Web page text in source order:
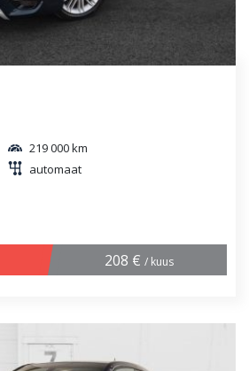
219 000 km
automaat
208 € / kuus